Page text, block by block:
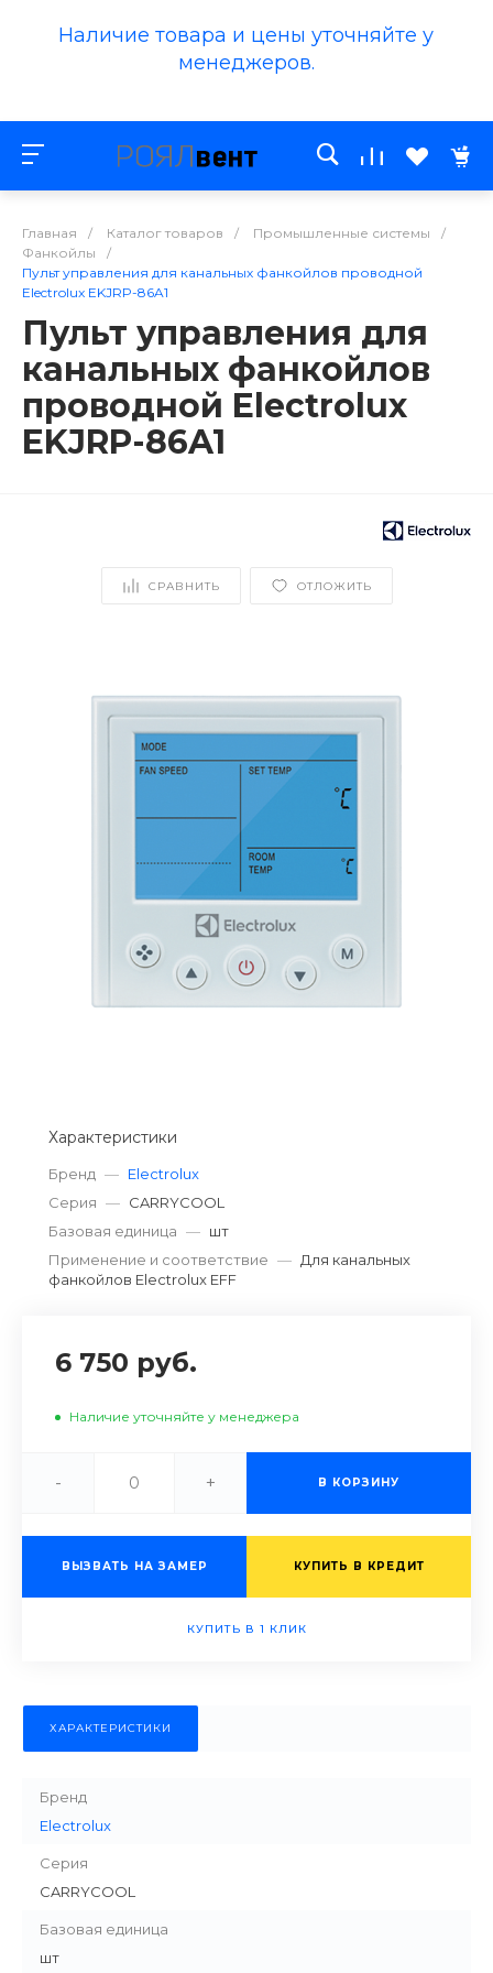
Наличие товара и цены уточняйте у
менеджеров.
Главная / Каталог товаров / Промышленные системы
/
Фанкойлы
/
Пульт управления для канальных фанкойлов проводной
Electrolux EKJRP-86A1
Пульт управления для
канальных фанкойлов
проводной Electrolux
EKJRP-86A1
СРАВНИТЬ ОТЛОЖИТЬ
Характеристики
Бренд — Electrolux
Серия — CARRYCOOL
Базовая единица — шт
Применение и соответствие — Для канальных
фанкойлов Electrolux EFF
6 750 руб.
Наличие уточняйте у менеджера
- +
ВЫЗВАТЬ НА ЗАМЕР
В КОРЗИНУ
КУПИТЬ В КРЕДИТ
КУПИТЬ В 1 КЛИК
ХАРАКТЕРИСТИКИ
Бренд
Electrolux
Серия
CARRYCOOL
Базовая единица
шт